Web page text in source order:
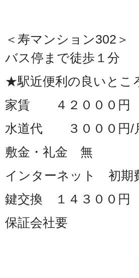
＜寿マンション302
バス停まで徒歩１分
★駅近便利の良いとこ
家賃 ４２０００円
水道代 ３０００円/
敷金・礼金 無
インターネット 初
鍵交換 １４３００円
保証会社要